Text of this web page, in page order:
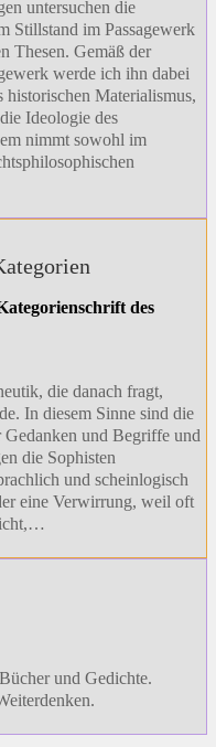
untersuchen die
Stillstand im Passagewerk
Thesen. Gemäß der
werde ich ihn dabei
Materialismus,
Ideologie des
nimmt sowohl im
des
die danach fragt,
In diesem Sinne sind die
und Begriffe und
die Sophisten
und scheinlogisch
eine Verwirrung, weil oft
und Gedichte.